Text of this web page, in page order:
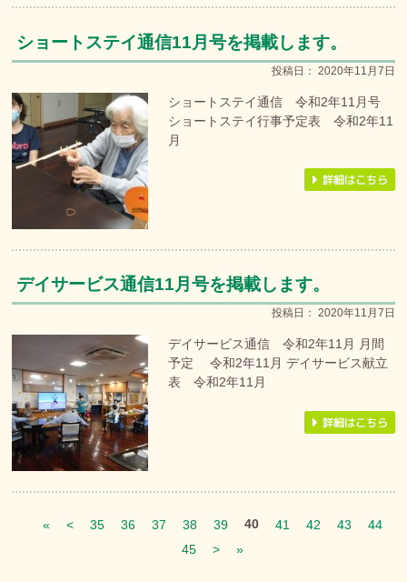
ショートステイ通信11月号を掲載します。
投稿日： 2020年11月7日
ショートステイ通信 令和2年11月号
ショートステイ行事予定表 令和2年11
月
デイサービス通信11月号を掲載します。
投稿日： 2020年11月7日
デイサービス通信 令和2年11月 月間
予定 令和2年11月 デイサービス献立
表 令和2年11月
« < 35 36 37 38 39 40 41 42 43
44
45
> »